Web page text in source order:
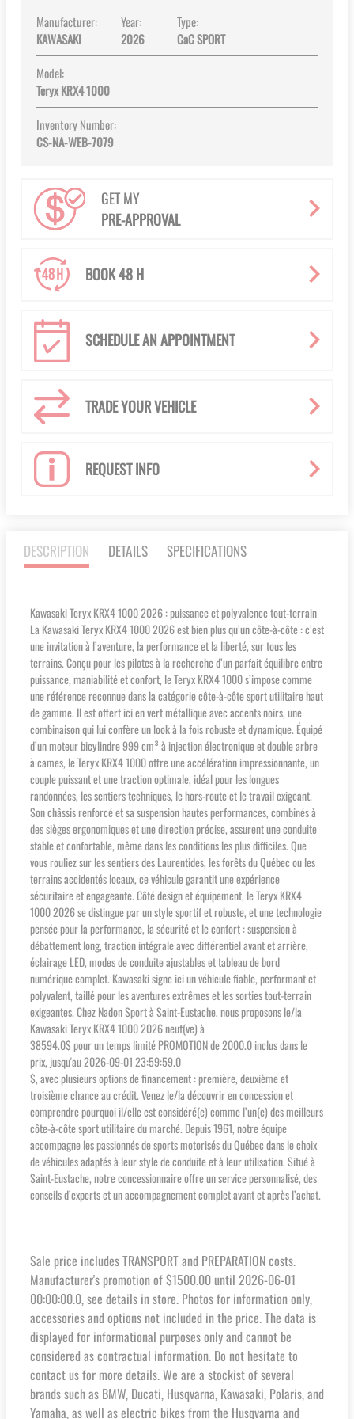
Manufacturer:
KAWASAKI
Year:
2026
Type:
CaC SPORT
Model:
Teryx KRX4 1000
Inventory Number:
CS-NA-WEB-7079
GET MY
PRE-APPROVAL
BOOK 48 H
SCHEDULE AN APPOINTMENT
TRADE YOUR VEHICLE
REQUEST INFO
DESCRIPTION DETAILS SPECIFICATIONS
Kawasaki Teryx KRX4 1000 2026 : puissance et polyvalence tout-terrain
La Kawasaki Teryx KRX4 1000 2026 est bien plus qu’un côte-à-côte : c’est
une invitation à l’aventure, la performance et la liberté, sur tous les
terrains. Conçu pour les pilotes à la recherche d’un parfait équilibre entre
puissance, maniabilité et confort, le Teryx KRX4 1000 s’impose comme
une référence reconnue dans la catégorie côte-à-côte sport utilitaire haut
de gamme. Il est offert ici en vert métallique avec accents noirs, une
combinaison qui lui confère un look à la fois robuste et dynamique. Équipé
d’un moteur bicylindre 999 cm³ à injection électronique et double arbre
à cames, le Teryx KRX4 1000 offre une accélération impressionnante, un
couple puissant et une traction optimale, idéal pour les longues
randonnées, les sentiers techniques, le hors-route et le travail exigeant.
Son châssis renforcé et sa suspension hautes performances, combinés à
des sièges ergonomiques et une direction précise, assurent une conduite
stable et confortable, même dans les conditions les plus difficiles. Que
vous rouliez sur les sentiers des Laurentides, les forêts du Québec ou les
terrains accidentés locaux, ce véhicule garantit une expérience
sécuritaire et engageante. Côté design et équipement, le Teryx KRX4
1000 2026 se distingue par un style sportif et robuste, et une technologie
pensée pour la performance, la sécurité et le confort : suspension à
débattement long, traction intégrale avec différentiel avant et arrière,
éclairage LED, modes de conduite ajustables et tableau de bord
numérique complet. Kawasaki signe ici un véhicule fiable, performant et
polyvalent, taillé pour les aventures extrêmes et les sorties tout-terrain
exigeantes. Chez Nadon Sport à Saint-Eustache, nous proposons le/la
Kawasaki Teryx KRX4 1000 2026 neuf(ve) à
38594.0$ pour un temps limité PROMOTION de 2000.0 inclus dans le
prix, jusqu'au 2026-09-01 23:59:59.0
$, avec plusieurs options de financement : première, deuxième et
troisième chance au crédit. Venez le/la découvrir en concession et
comprendre pourquoi il/elle est considéré(e) comme l’un(e) des meilleurs
côte-à-côte sport utilitaire du marché. Depuis 1961, notre équipe
accompagne les passionnés de sports motorisés du Québec dans le choix
de véhicules adaptés à leur style de conduite et à leur utilisation. Situé à
Saint-Eustache, notre concessionnaire offre un service personnalisé, des
conseils d’experts et un accompagnement complet avant et après l’achat.
Sale price includes TRANSPORT and PREPARATION costs.
Manufacturer's promotion of $1500.00 until 2026-06-01
00:00:00.0, see details in store. Photos for information only,
accessories and options not included in the price. The data is
displayed for informational purposes only and cannot be
considered as contractual information. Do not hesitate to
contact us for more details. We are a stockist of several
brands such as BMW, Ducati, Husqvarna, Kawasaki, Polaris, and
Yamaha, as well as electric bikes from the Husqvarna and